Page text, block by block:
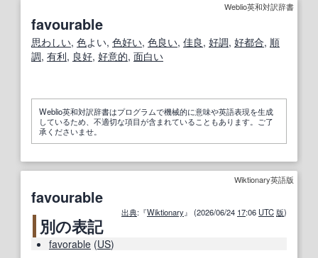
Weblio英和対訳辞書
favourable
思わしい, 色よい, 色好い, 色良い, 佳良, 好調, 好都合, 順
調, 有利, 良好, 好意的, 面白い
Weblio英和対訳辞書はプログラムで機械的に意味や英語表現を生成
しているため、不適切な項目が含まれていることもあります。ご了
承くださいませ。
Wiktionary英語版
favourable
出典:『Wiktionary』 (2026/06/24 17:06 UTC 版)
別の表記
favorable (US)